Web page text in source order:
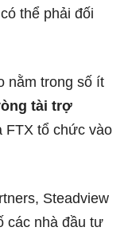
thể phải đối
nằm trong số ít
tài trợ
FTX tổ chức vào
Steadview
các nhà đầu tư